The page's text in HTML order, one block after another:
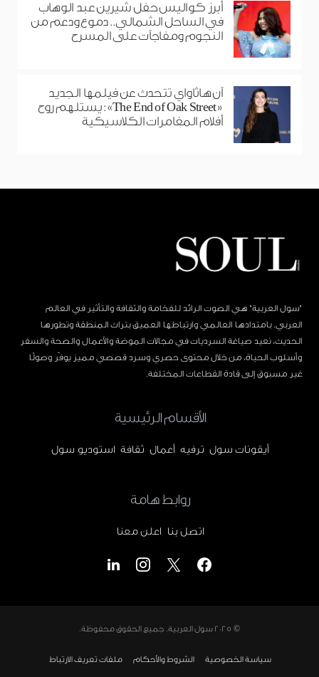
أبرز كواليس حفل شيرين عبد الوهاب
في الساحل الشمالي.. دموع ودعم من
النجوم ومفاجآت على المسرح
آن هاثاواي تتحدث عن فيلمها الجديد
«The End of Oak Street»: يستلهم روح
أفلام المغامرات الكلاسيكية
"سول العربية" هي الصوت الرائد للفخامة والثقافة والتأثير في العالم
العربي. بامتدادها العالمي وارتباطها العميق بتراث المنطقة وتطورها
الحديث، نعيد صياغة السرديات في مجالات الموضة والأعمال والصحة والسفر
وأسلوب الحياة، من خلال محتوى حصري وسرد قصصي مميز يوفّر وصولًا
غير مسبوق إلى قادة القطاعات المختلفة.
الأقسام الرئيسية
أيقونات سول ترفيه أعمال ثقافة استوديو سول
روابط هامة
اتصل بنا اعلن معنا
© 2025 سول العربية. جميع الحقوق محفوظة.
سياسة الخصوصية الشروط والأحكام ملفات تعريف الارتباط